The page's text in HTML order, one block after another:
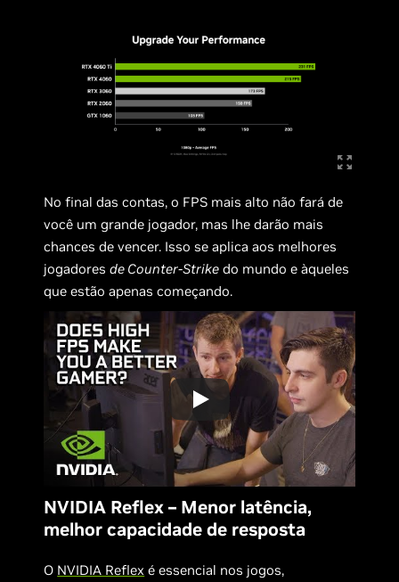
No final das contas, o FPS mais alto não fará de
você um grande jogador, mas lhe darão mais
chances de vencer. Isso se aplica aos melhores
jogadoresde Counter-Strike do mundo e àqueles
que estão apenas começando.
NVIDIA Reflex – Menor latência,
melhor capacidade de resposta
O NVIDIA Reflex é essencial nos jogos,